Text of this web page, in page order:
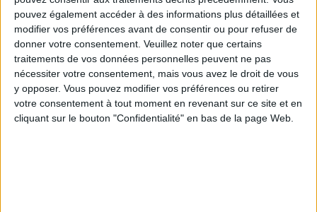
pouvez également accéder à des informations plus détaillées et
modifier vos préférences avant de consentir ou pour refuser de
donner votre consentement. Veuillez noter que certains
traitements de vos données personnelles peuvent ne pas
nécessiter votre consentement, mais vous avez le droit de vous
y opposer. Vous pouvez modifier vos préférences ou retirer
votre consentement à tout moment en revenant sur ce site et en
cliquant sur le bouton "Confidentialité" en bas de la page Web.
15 IDEAS FOR ENJOYING AUGUST IN PARIS